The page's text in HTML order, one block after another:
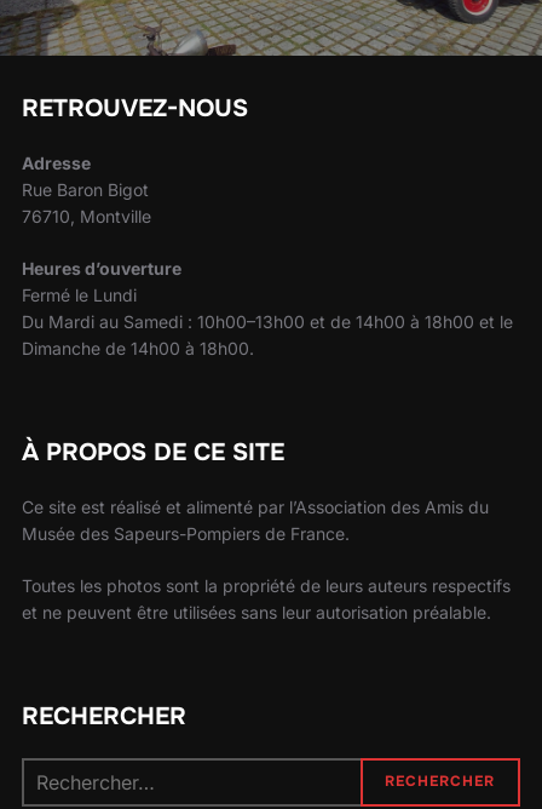
RETROUVEZ-NOUS
Adresse
Rue Baron Bigot
76710, Montville
Heures d’ouverture
Fermé le Lundi
Du Mardi au Samedi : 10h00–13h00 et de 14h00 à 18h00 et le
Dimanche de 14h00 à 18h00.
À PROPOS DE CE SITE
Ce site est réalisé et alimenté par l’Association des Amis du
Musée des Sapeurs-Pompiers de France.
Toutes les photos sont la propriété de leurs auteurs respectifs
et ne peuvent être utilisées sans leur autorisation préalable.
RECHERCHER
RECHERCHER